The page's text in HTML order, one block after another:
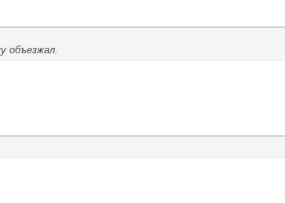
объезжал.